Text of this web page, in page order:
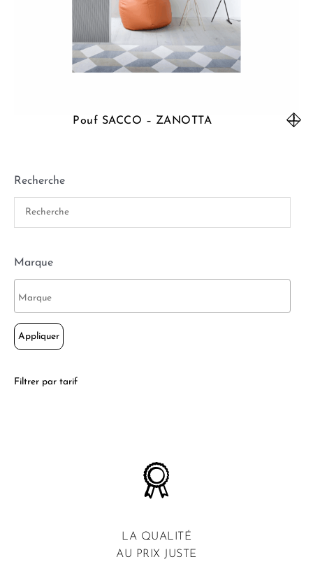
Recherche
Marque
Appliquer
Filtrer par tarif
Pouf SACCO – ZANOTTA
LA QUALITÉ
AU PRIX JUSTE